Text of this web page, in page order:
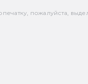
пожалуйста,